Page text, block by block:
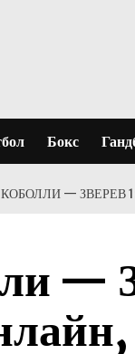
Бокс
КОБОЛЛИ — ЗВЕРЕВ
—